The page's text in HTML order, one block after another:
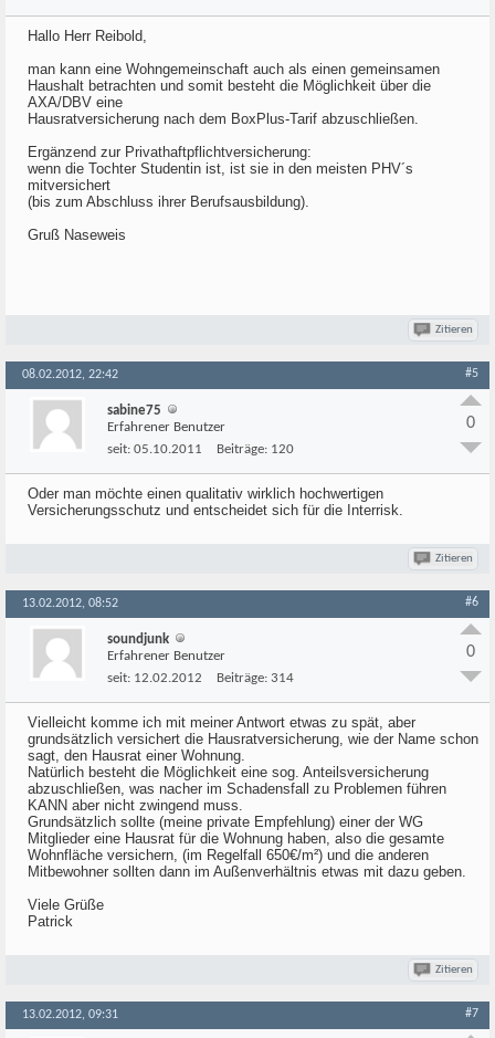
Hallo Herr Reibold,
man kann eine Wohngemeinschaft auch als einen gemeinsamen
Haushalt betrachten und somit besteht die Möglichkeit über die
AXA/DBV eine
Hausratversicherung nach dem BoxPlus-Tarif abzuschließen.
Ergänzend zur Privathaftpflichtversicherung:
wenn die Tochter Studentin ist, ist sie in den meisten PHV´s
mitversichert
(bis zum Abschluss ihrer Berufsausbildung).
Gruß Naseweis
Zitieren
08.02.2012, 22:42 #5
sabine75
Erfahrener Benutzer
seit: 05.10.2011 Beiträge: 120
0
Oder man möchte einen qualitativ wirklich hochwertigen
Versicherungsschutz und entscheidet sich für die Interrisk.
Zitieren
13.02.2012, 08:52 #6
soundjunk
Erfahrener Benutzer
seit: 12.02.2012 Beiträge: 314
0
Vielleicht komme ich mit meiner Antwort etwas zu spät, aber
grundsätzlich versichert die Hausratversicherung, wie der Name schon
sagt, den Hausrat einer Wohnung.
Natürlich besteht die Möglichkeit eine sog. Anteilsversicherung
abzuschließen, was nacher im Schadensfall zu Problemen führen
KANN aber nicht zwingend muss.
Grundsätzlich sollte (meine private Empfehlung) einer der WG
Mitglieder eine Hausrat für die Wohnung haben, also die gesamte
Wohnfläche versichern, (im Regelfall 650€/m²) und die anderen
Mitbewohner sollten dann im Außenverhältnis etwas mit dazu geben.
Viele Grüße
Patrick
Zitieren
13.02.2012, 09:31 #7